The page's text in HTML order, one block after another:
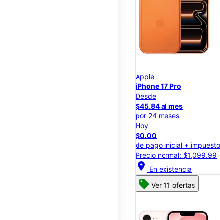
Apple
iPhone 17 Pro
Desde
$45.84 al mes
por 24 meses
Hoy
$0.00
de pago inicial +
Precio normal: $1,099.99
location_on En existencia
Ver 11 ofertas